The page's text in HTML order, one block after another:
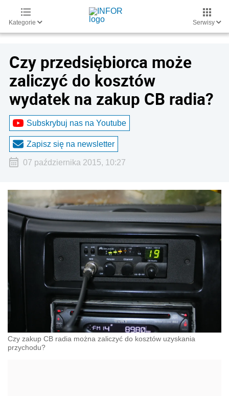
Kategorie Serwisy
Czy przedsiębiorca może
zaliczyć do kosztów
wydatek na zakup CB radia?
Subskrybuj nas na Youtube
Zapisz się na newsletter
07 października 2015, 10:27
Czy zakup CB radia można zaliczyć do kosztów uzyskania
przychodu?